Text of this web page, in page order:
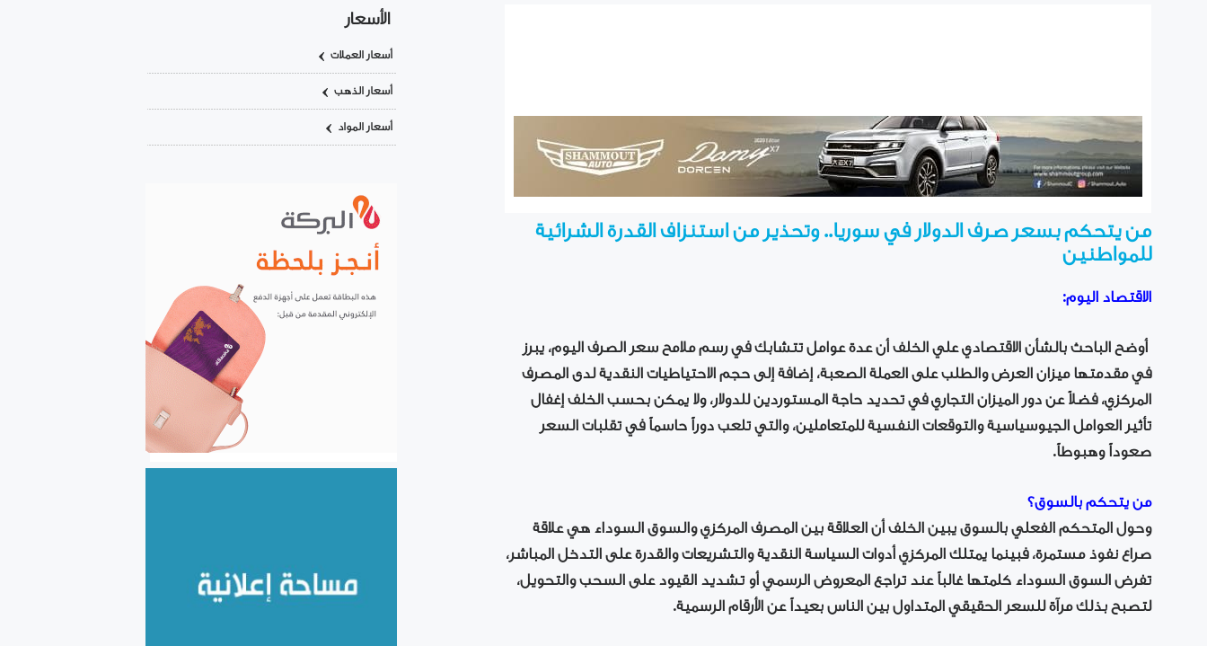
من يتحكم بسعر صرف الدولار في سوريا.. وتحذير من استنزاف القدرة الشرائية
للمواطنين
الاقتصاد اليوم:
أوضح الباحث بالشأن الاقتصادي علي الخلف أن عدة عوامل تتشابك في رسم ملامح سعر الصرف اليوم، يبرز
في مقدمتها ميزان العرض والطلب على العملة الصعبة، إضافة إلى حجم الاحتياطيات النقدية لدى المصرف
المركزي، فضلاً عن دور الميزان التجاري في تحديد حاجة المستوردين للدولار، ولا يمكن بحسب الخلف إغفال
تأثير العوامل الجيوسياسية والتوقعات النفسية للمتعاملين، والتي تلعب دوراً حاسماً في تقلبات السعر
صعوداً وهبوطاً.
من يتحكم بالسوق؟
وحول المتحكم الفعلي بالسوق يبين الخلف أن العلاقة بين المصرف المركزي والسوق السوداء هي علاقة
صراع نفوذ مستمرة، فبينما يمتلك المركزي أدوات السياسة النقدية والتشريعات والقدرة على التدخل المباشر،
تفرض السوق السوداء كلمتها غالباً عند تراجع المعروض الرسمي أو تشديد القيود على السحب والتحويل،
لتصبح بذلك مرآة للسعر الحقيقي المتداول بين الناس بعيداً عن الأرقام الرسمية.
العراقي عبر حمص
اتفاقية توءمة بين غرفتي تجارة
ريف دمشق وإربد لتعزيز
التعاون الاقتصادي
السورية للحبوب: استلام أكثر
من مليونين ونصف المليون
طن من ‌‏محصول القمح ‏
الكهرباء والغاز والبنى التحتية
في صدارة التعاون السوري
الأردن يعفي عائلات رجال الأعمال
الموافقة المسبقة للدخول إلى
الأسعار
أسعار العملات
أسعار الذهب
أسعار المواد